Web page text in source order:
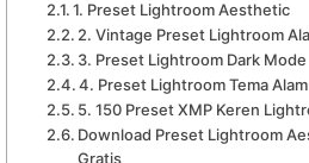
1. Preset Lightroom Aesthetic
2. Vintage Preset Lightroom
3. Preset Lightroom Dark Mode
4. Preset Lightroom Tema Alam
5. 150 Preset XMP Keren
Download Preset Lightroom
Gratis